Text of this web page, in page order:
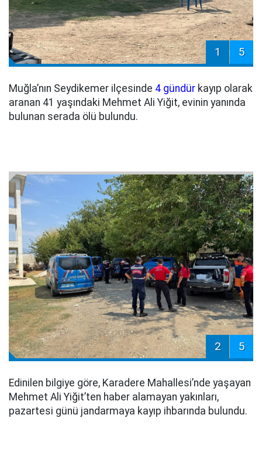
1 5
Muğla’nın Seydikemer ilçesinde 4 gündür kayıp olarak
aranan 41 yaşındaki Mehmet Ali Yiğit, evinin yanında
bulunan serada ölü bulundu.
2 5
Edinilen bilgiye göre, Karadere Mahallesi’nde yaşayan
Mehmet Ali Yiğit’ten haber alamayan yakınları,
pazartesi günü jandarmaya kayıp ihbarında bulundu.